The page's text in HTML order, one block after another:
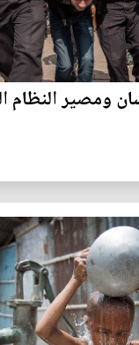
ومصير النظام